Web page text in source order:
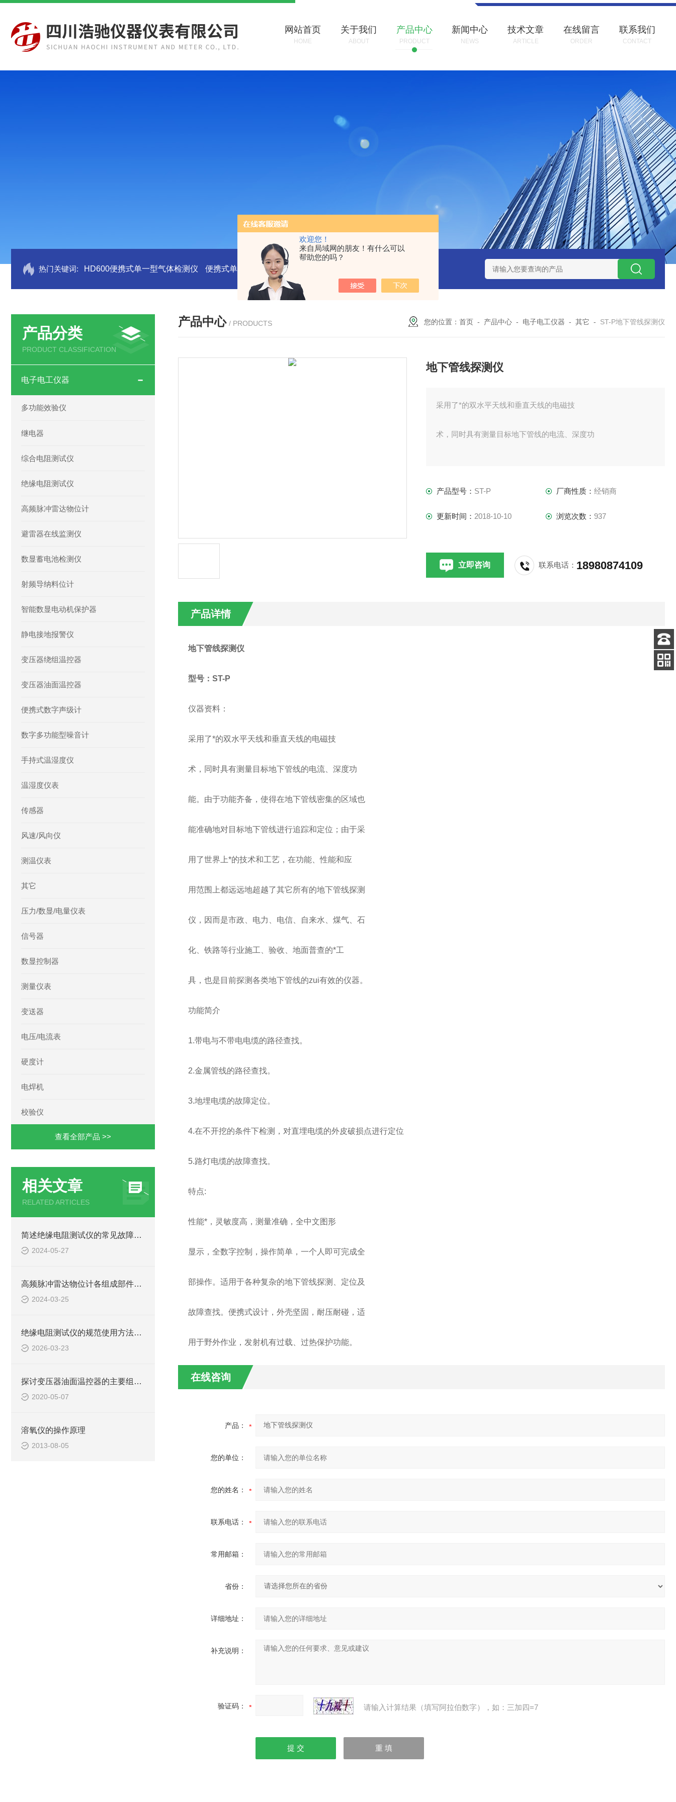
欢迎您！
来自局域网的朋友！有什么可以
帮助您的吗？
网站首页
HOME
关于我们
ABOUT
产品中心
PRODUCT
新闻中心
NEWS
技术文章
ARTICLE
在线留言
ORDER
联系我们
CONTACT
热门关键词: HD600便携式单一型气体检测仪 便携式单一气体检测仪 GAXT手持式单一气体检测仪 加拿大BW
产品分类
PRODUCT CLASSIFICATION
电子电工仪器
多功能效验仪
继电器
综合电阻测试仪
绝缘电阻测试仪
高频脉冲雷达物位计
避雷器在线监测仪
数显蓄电池检测仪
射频导纳料位计
智能数显电动机保护器
静电接地报警仪
变压器绕组温控器
变压器油面温控器
便携式数字声级计
数字多功能型噪音计
手持式温湿度仪
温湿度仪表
传感器
风速/风向仪
测温仪表
其它
压力/数显/电量仪表
信号器
数显控制器
测量仪表
变送器
电压/电流表
硬度计
电焊机
校验仪
查看全部产品 >>
相关文章
RELATED ARTICLES
简述绝缘电阻测试仪的常见故障相应解决方法
2024-05-27
高频脉冲雷达物位计各组成部件的功能特点分享
2024-03-25
绝缘电阻测试仪的规范使用方法详解
2026-03-23
探讨变压器油面温控器的主要组成及功能
2020-05-07
溶氧仪的操作原理
2013-08-05
产品中心 / PRODUCTS 您的位置： 首页 - 产品中心 - 电子电工仪器 - 其它 - ST-P地下管线探测仪
地下管线探测仪
采用了*的双水平天线和垂直天线的电磁技
术，同时具有测量目标地下管线的电流、深度功
能准确地对目标地下管线进行追踪和定位；由于采
用了世界上*的技术和工艺，在功能、性能和应
用范围上都远远地超越了其它所有的地下管线探测
仪，因而是市政、电力、电信、自来水、煤气、石
产品型号： ST-P 厂商性质： 经销商
更新时间： 2018-10-10 浏览次数： 937
立即咨询 联系电话： 18980874109
产品详情
地下管线探测仪
型号：ST-P
仪器资料：
采用了*的双水平天线和垂直天线的电磁技
术，同时具有测量目标地下管线的电流、深度功
能。由于功能齐备，使得在地下管线密集的区域也
能准确地对目标地下管线进行追踪和定位；由于采
用了世界上*的技术和工艺，在功能、性能和应
用范围上都远远地超越了其它所有的地下管线探测
仪，因而是市政、电力、电信、自来水、煤气、石
化、铁路等行业施工、验收、地面普查的*工
具，也是目前探测各类地下管线的zui有效的仪器。
功能简介
1.带电与不带电电缆的路径查找。
2.金属管线的路径查找。
3.地埋电缆的故障定位。
4.在不开挖的条件下检测，对直埋电缆的外皮破损点进行定位
5.路灯电缆的故障查找。
特点:
性能*，灵敏度高，测量准确，全中文图形
显示，全数字控制，操作简单，一个人即可完成全
部操作。适用于各种复杂的地下管线探测、定位及
故障查找。便携式设计，外壳坚固，耐压耐碰，适
用于野外作业，发射机有过载、过热保护功能。
在线咨询
产品：
您的单位：
您的姓名：
联系电话：
常用邮箱：
省份：
详细地址：
补充说明：
验证码： 请输入计算结果（填写阿拉伯数字），如：三加四=7
客服
电话